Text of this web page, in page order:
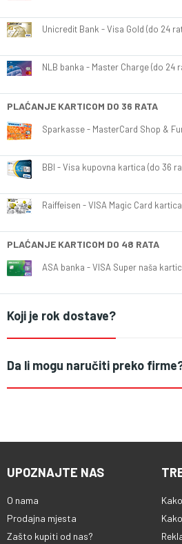
Unicredit Bank - Visa Gold (do 24
NLB banka - Master Charge (do 24
PLAĆANJE KARTICOM DO 36 RATA
Sparkasse - MasterCard Shop &
BBI - Visa kupovna kartica (do 36
Raiffeisen - VISA Magic Card
PLAĆANJE KARTICOM DO 48 RATA
ASA banka - VISA Super naša
Koji je rok dostave?
Da li mogu naručiti preko
UPOZNAJTE NAS
O nama
Prodajna mjesta
Zašto kupiti od nas?